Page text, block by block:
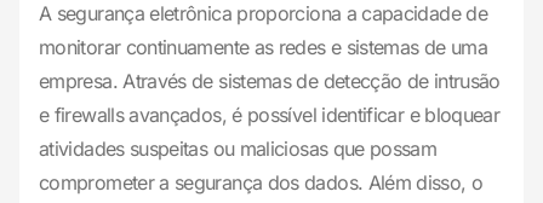
A segurança eletrônica proporciona a capacidade de
monitorar continuamente as redes e sistemas de uma
empresa. Através de sistemas de detecção de intrusão
e firewalls avançados, é possível identificar e bloquear
atividades suspeitas ou maliciosas que possam
comprometer a segurança dos dados. Além disso, o